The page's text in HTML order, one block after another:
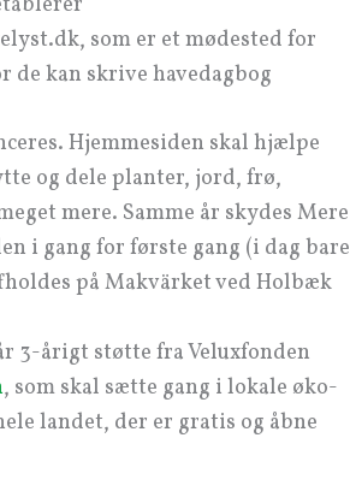
som er et mødested for
de kan skrive havedagbog
Hjemmesiden skal hjælpe
og dele planter, jord, frø,
mere. Samme år skydes Mere
i gang for første gang (i dag bare
på Makvärket ved Holbæk
3-årigt støtte fra Veluxfonden
, som skal sætte gang i lokale øko-
landet, der er gratis og åbne